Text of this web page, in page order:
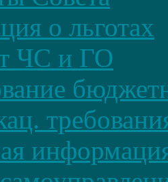
о льготах
ЧС и ГО